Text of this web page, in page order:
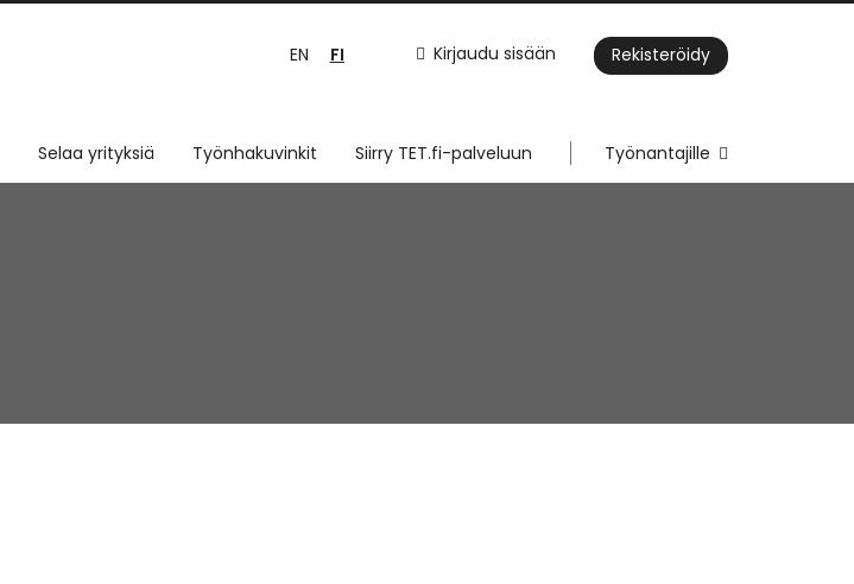
Kirjaudu sisään Rekisteröidy
EN FI
Selaa yrityksiä Työnhakuvinkit Siirry TET.fi-palveluun Työnantajille